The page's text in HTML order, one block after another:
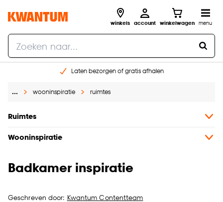
winkels account winkelwagen menu
Laten bezorgen of gratis afhalen
Gratis raam advies en opmeten aan huis
… wooninspiratie ruimtes
Ruimtes
Wooninspiratie
Badkamer inspiratie
Geschreven door: Kwantum Contentteam